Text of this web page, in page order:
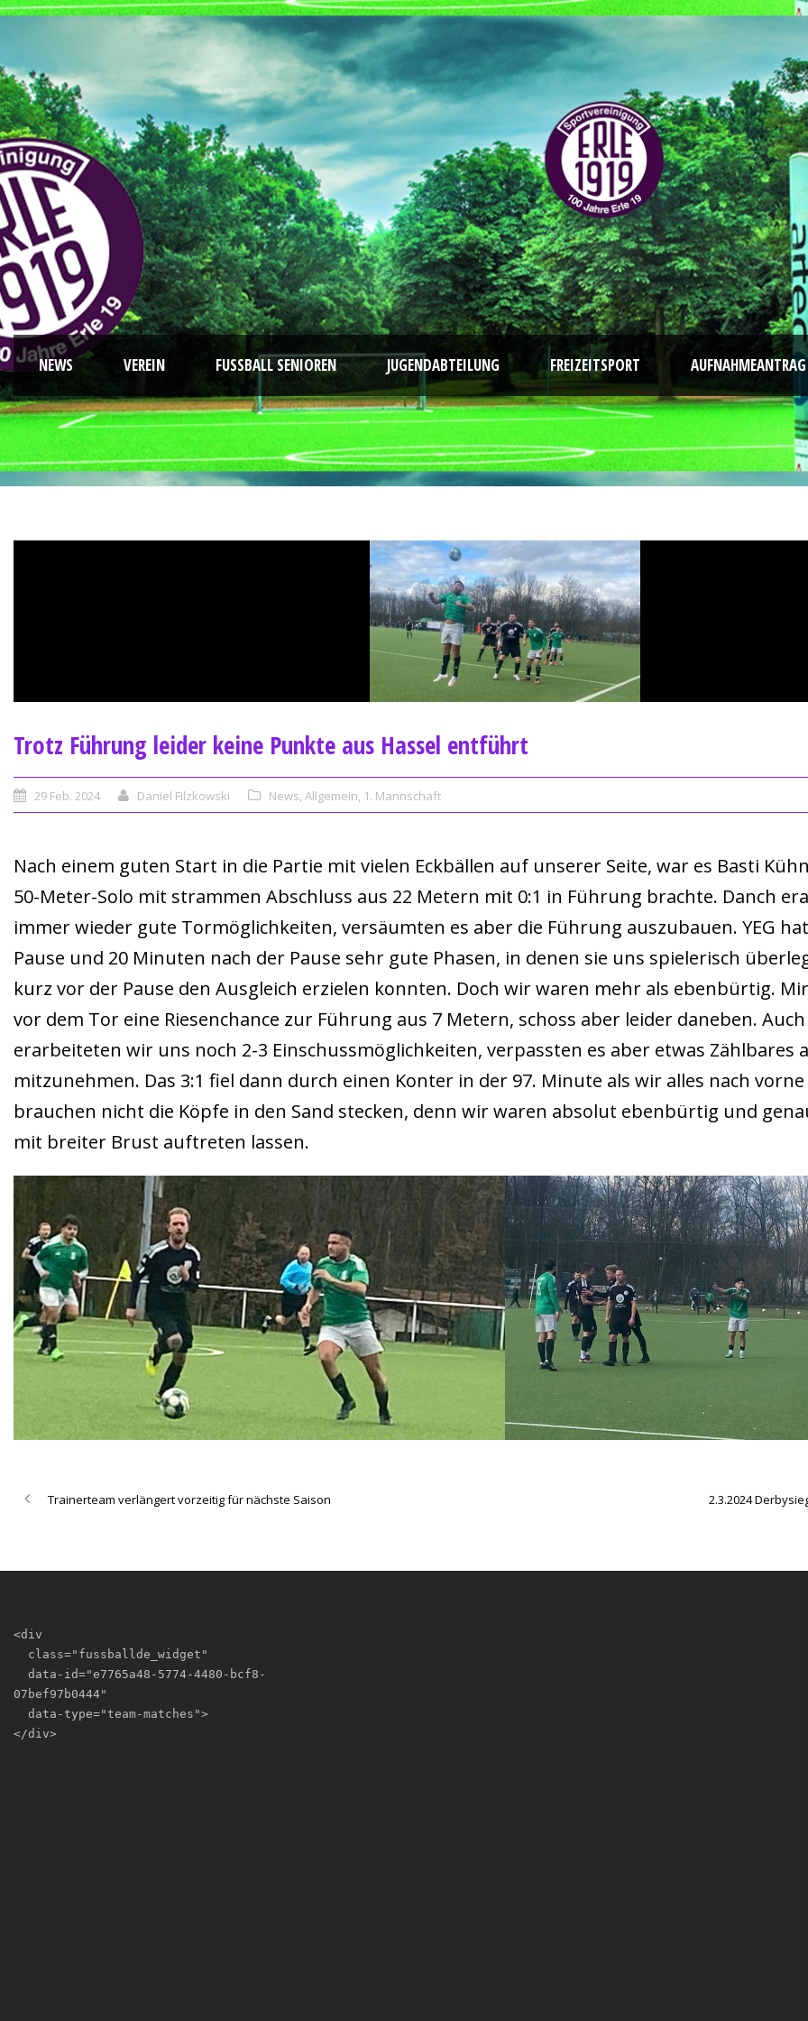
NEWS VEREIN FUSSBALL SENIOREN JUGENDABTEILUNG FREIZEITSPORT AUFNAHMEANTRAG
Trotz Führung leider keine Punkte aus Hassel entführt
29 Feb. 2024 Daniel Filzkowski News, Allgemein, 1. Mannschaft
Nach einem guten Start in die Partie mit vielen Eckbällen auf unserer Seite, war es Basti
50-Meter-Solo mit strammen Abschluss aus 22 Metern mit 0:1 in Führung brachte. Danch
immer wieder gute Tormöglichkeiten, versäumten es aber die Führung auszubauen. YEG
Pause und 20 Minuten nach der Pause sehr gute Phasen, in denen sie uns spielerisch
kurz vor der Pause den Ausgleich erzielen konnten. Doch wir waren mehr als ebenbürtig.
vor dem Tor eine Riesenchance zur Führung aus 7 Metern, schoss aber leider daneben. Auch
erarbeiteten wir uns noch 2-3 Einschussmöglichkeiten, verpassten es aber etwas Zählbares
mitzunehmen. Das 3:1 fiel dann durch einen Konter in der 97. Minute als wir alles nach
brauchen nicht die Köpfe in den Sand stecken, denn wir waren absolut ebenbürtig und
mit breiter Brust auftreten lassen.
Trainerteam verlängert vorzeitig für nächste Saison 2.3.2024
<div
07bef97b0444"
</div>